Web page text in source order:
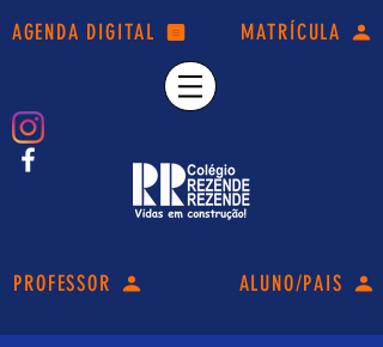
AGENDA DIGITAL MATRÍCULA
PROFESSOR ALUNO/PAIS